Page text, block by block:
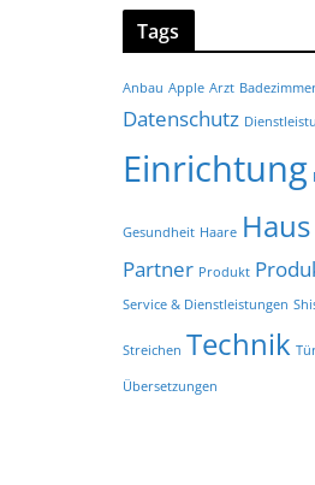
Tags
Anbau Apple Arzt
Datenschutz
Einrichtung
Gesundheit Haare Haus
Partner Produkt
Service & Dienstleistungen
Streichen Technik
Übersetzungen